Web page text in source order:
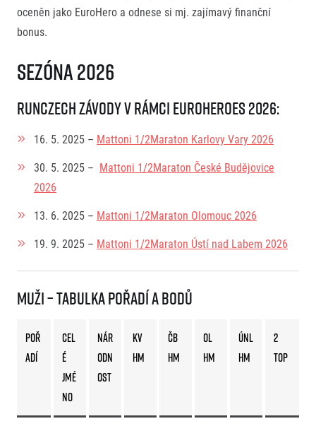
oceněn jako EuroHero a odnese si mj. zajímavý finanční
bonus.
Sezóna 2026
RunCzech závody v rámci EuroHeroes 2026:
16. 5. 2025 – Mattoni 1/2Maraton Karlovy Vary 2026
30. 5. 2025 – Mattoni 1/2Maraton České Budějovice
2026
13. 6. 2025 – Mattoni 1/2Maraton Olomouc 2026
19. 9. 2025 – Mattoni 1/2Maraton Ústí nad Labem 2026
Muži – tabulka pořadí a bodů
POŘ
ADÍ
CEL
É
JMÉ
NO
NÁR
ODN
OST
KV
HM
ČB
HM
OL
HM
ÚnL
HM
2
TOP